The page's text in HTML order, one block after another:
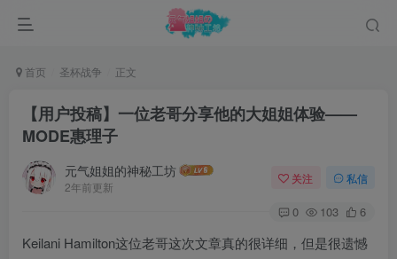
首页 圣杯战争 正文
【用户投稿】一位老哥分享他的大姐姐体验——
MODE惠理子
元气姐姐的神秘工坊
2年前更新
关注 私信
0 103 6
Keilani Hamilton这位老哥这次文章真的很详细，但是很遗憾